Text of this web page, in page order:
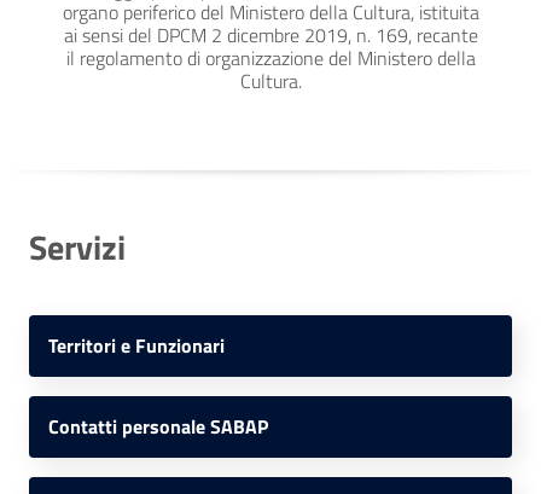
organo periferico del Ministero della Cultura, istituita
ai sensi del DPCM 2 dicembre 2019, n. 169, recante
il regolamento di organizzazione del Ministero della
Cultura.
Servizi
Territori e Funzionari
Contatti personale SABAP